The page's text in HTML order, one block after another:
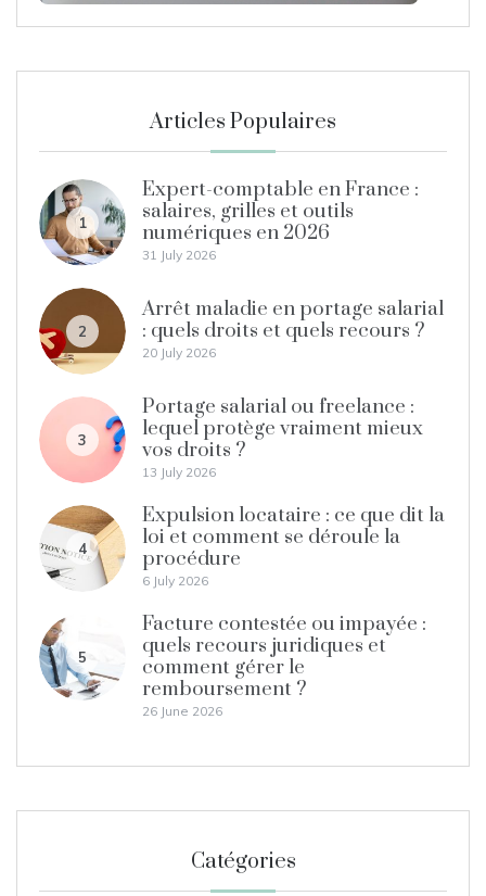
Articles Populaires
1
Expert-comptable en France :
salaires, grilles et outils
numériques en 2026
31 July 2026
2
Arrêt maladie en portage salarial
: quels droits et quels recours ?
20 July 2026
3
Portage salarial ou freelance :
lequel protège vraiment mieux
vos droits ?
13 July 2026
4
Expulsion locataire : ce que dit la
loi et comment se déroule la
procédure
6 July 2026
5
Facture contestée ou impayée :
quels recours juridiques et
comment gérer le
remboursement ?
26 June 2026
Catégories